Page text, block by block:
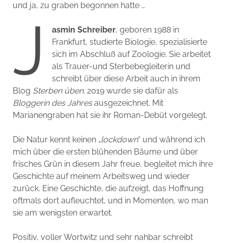
und ja, zu graben begonnen hatte …
J asmin Schreiber, geboren 1988 in
Frankfurt, studierte Biologie, spezialisierte
sich im Abschluß auf Zoologie. Sie arbeitet
als Trauer-und Sterbebegleiterin und
schreibt über diese Arbeit auch in ihrem
Blog Sterben üben. 2019 wurde sie dafür als
Bloggerin des Jahresausgezeichnet. Mit
Marianengraben hat sie ihr Roman-Debüt vorgelegt.
Die Natur kennt keinen „lockdown“ und während ich
mich über die ersten blühenden Bäume und über
frisches Grün in diesem Jahr freue, begleitet mich ihre
Geschichte auf meinem Arbeitsweg und wieder
zurück. Eine Geschichte, die aufzeigt, das Hoffnung
oftmals dort aufleuchtet, und in Momenten, wo man
sie am wenigsten erwartet.
Positiv, voller Wortwitz und sehr nahbar schreibt